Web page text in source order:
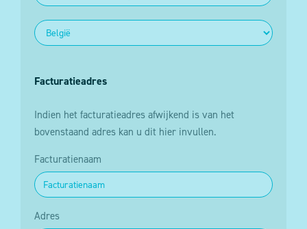
Facturatieadres
Indien het facturatieadres afwijkend is van het
bovenstaand adres kan u dit hier invullen.
Facturatienaam
Adres